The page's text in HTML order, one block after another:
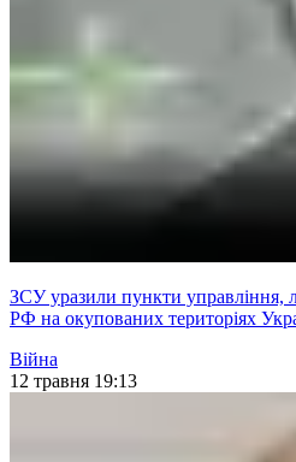
ЗСУ уразили пункти управління,
РФ на окупованих територіях
Війна
12 травня 19:13